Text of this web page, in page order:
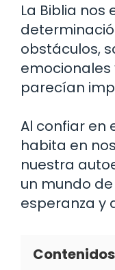
La Biblia nos
obstáculos,
parecían
Al confiar en
habita en
nuestra
un mundo
esperanza y
Contenidos